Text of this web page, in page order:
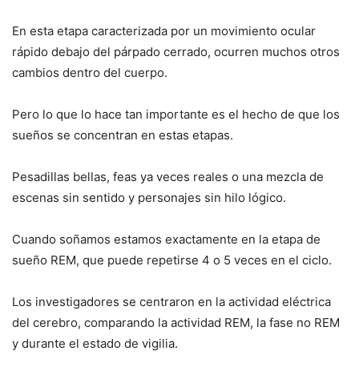
En esta etapa caracterizada por un movimiento ocular
rápido debajo del párpado cerrado, ocurren muchos otros
cambios dentro del cuerpo.
Pero lo que lo hace tan importante es el hecho de que los
sueños se concentran en estas etapas.
Pesadillas bellas, feas ya veces reales o una mezcla de
escenas sin sentido y personajes sin hilo lógico.
Cuando soñamos estamos exactamente en la etapa de
sueño REM, que puede repetirse 4 o 5 veces en el ciclo.
Los investigadores se centraron en la actividad eléctrica
del cerebro, comparando la actividad REM, la fase no REM
y durante el estado de vigilia.